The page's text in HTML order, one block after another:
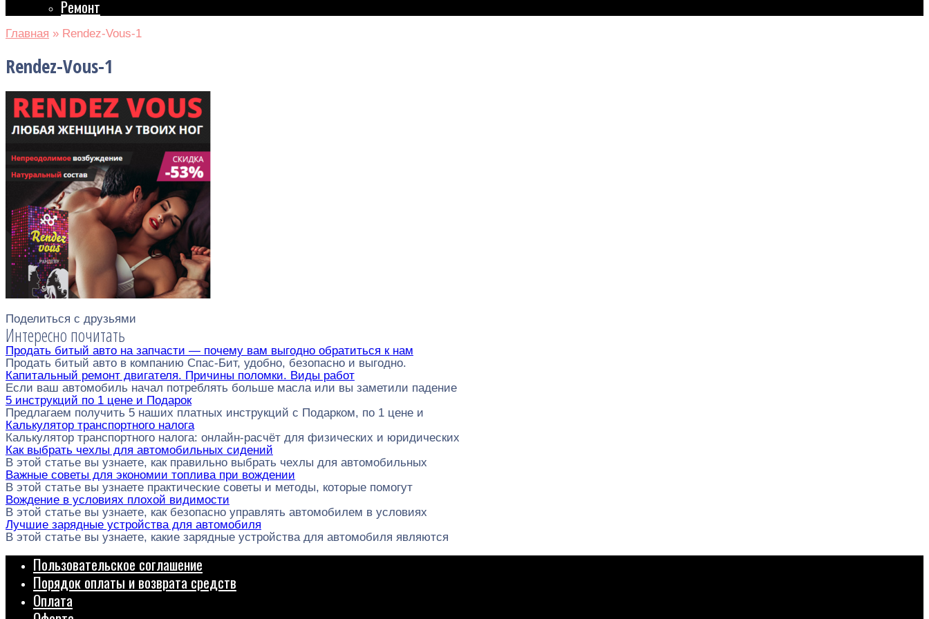
Ремонт
Главная » Rendez-Vous-1
Rendez-Vous-1
Поделиться с друзьями
Интересно почитать
Продать битый авто на запчасти — почему вам выгодно обратиться к нам
Продать битый авто в компанию Спас-Бит, удобно, безопасно и выгодно.
Капитальный ремонт двигателя. Причины поломки. Виды работ
Если ваш автомобиль начал потреблять больше масла или вы заметили падение
5 инструкций по 1 цене и Подарок
Предлагаем получить 5 наших платных инструкций с Подарком, по 1 цене и
Калькулятор транспортного налога
Калькулятор транспортного налога: онлайн-расчёт для физических и юридических
Как выбрать чехлы для автомобильных сидений
В этой статье вы узнаете, как правильно выбрать чехлы для автомобильных
Важные советы для экономии топлива при вождении
В этой статье вы узнаете практические советы и методы, которые помогут
Вождение в условиях плохой видимости
В этой статье вы узнаете, как безопасно управлять автомобилем в условиях
Лучшие зарядные устройства для автомобиля
В этой статье вы узнаете, какие зарядные устройства для автомобиля являются
Пользовательское соглашение
Порядок оплаты и возврата средств
Оплата